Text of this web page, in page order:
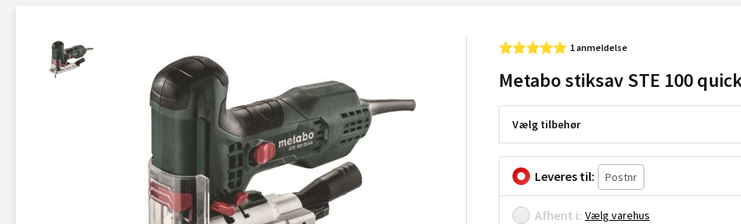
1 anmeldelse
Metabo stiksav STE 100
Vælg tilbehør
Leveres til:
Afhent i: Vælg varehus